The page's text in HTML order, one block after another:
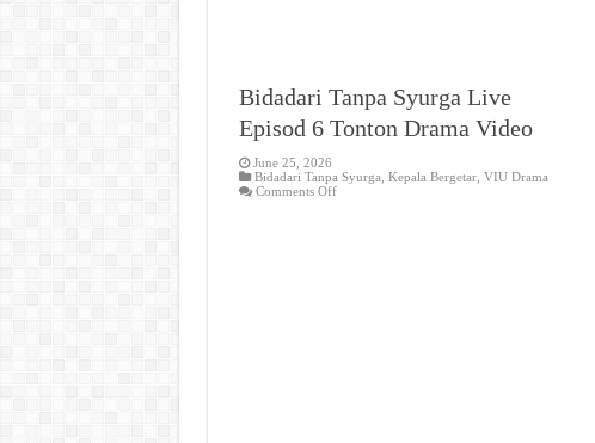
Bidadari Tanpa Syurga Live
Episod 6 Tonton Drama Video
June 25, 2026
Bidadari Tanpa Syurga Kepala Bergetar, VIU Drama
Comments Offon